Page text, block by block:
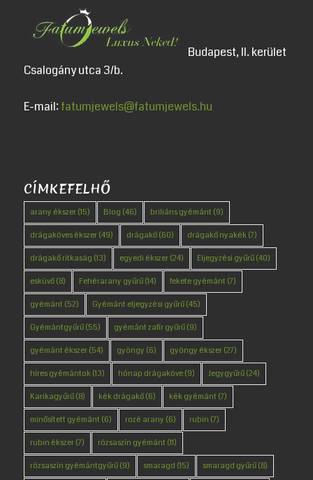
Budapest, II. kerület
Csalogány utca 3/b.
E-mail: fatumjewels@fatumjewels.hu
CÍMKEFELHŐ
arany ékszer(15) Blog (46) briliáns gyémánt (9)
drágaköves ékszer(49) drágakő(60) drágakő nyakék(7)
drágakő ritkaság (13) egyedi ékszer(24) Eljegyzési gyűrű(40)
esküvő(8) Fehérarany gyűrű(14) fekete gyémánt (7)
gyémánt (52) Gyémánt eljegyzési gyűrű(45)
Gyémántgyűrű(55) gyémánt zafír gyűrű(9)
gyémánt ékszer(54) gyöngy (6) gyöngy ékszer(27)
híres gyémántok(13) hónap drágaköve(9) Jegygyűrű(24)
Karikagyűrű(8) kék drágakő(6) kék gyémánt (7)
minősített gyémánt (6) rozé arany (6) rubin (7)
rubin ékszer(7) rózsaszín gyémánt (11)
rózsaszín gyémántgyűrű(9) smaragd (15) smaragd gyűrű(8)